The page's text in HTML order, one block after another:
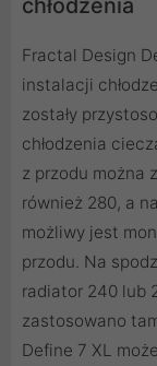
chłodzenia
Fractal Design
instalacji
zostały
chłodzenia
z przodu można
również 280, a
możliwy jest
przodu. Na
radiator 240 lub
zastosowano
Define 7 XL